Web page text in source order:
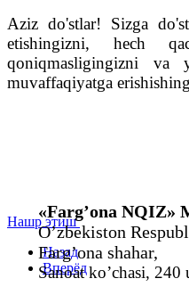
Aziz do'stlar! Sizga
etishingizni, hech
qoniqmasligingizni
muvaffaqiyatga
Нашр этиш
Назад
Вперёд
«Farg’ona NQIZ»
O’zbekiston
Farg’ona shahar,
Sanoat ko’chasi, 240